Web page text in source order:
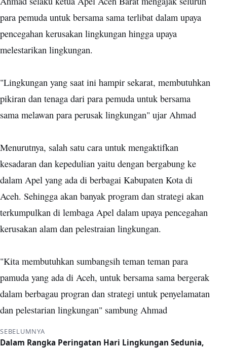
para pemuda untuk bersama sama terlibat dalam upaya
pencegahan kerusakan lingkungan hingga upaya
melestarikan lingkungan.
"Lingkungan yang saat ini hampir sekarat, membutuhkan
pikiran dan tenaga dari para pemuda untuk bersama
sama melawan para perusak lingkungan" ujar Ahmad
Menurutnya, salah satu cara untuk mengaktifkan
kesadaran dan kepedulian yaitu dengan bergabung ke
dalam Apel yang ada di berbagai Kabupaten Kota di
Aceh. Sehingga akan banyak program dan strategi akan
terkumpulkan di lembaga Apel dalam upaya pencegahan
kerusakan alam dan pelestraian lingkungan.
"Kita membutuhkan sumbangsih teman teman para
pamuda yang ada di Aceh, untuk bersama sama bergerak
dalam berbagau progran dan strategi untuk penyelamatan
dan pelestarian lingkungan" sambung Ahmad
SEBELUMNYA
Dalam Rangka Peringatan Hari Lingkungan Sedunia,